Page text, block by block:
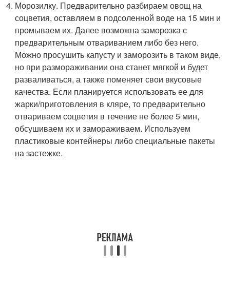
Морозилку. Предварительно разбираем овощ на
соцветия, оставляем в подсоленной воде на 15 мин и
промываем их. Далее возможна заморозка с
предварительным отвариванием либо без него.
Можно просушить капусту и заморозить в таком виде,
но при размораживании она станет мягкой и будет
разваливаться, а также поменяет свои вкусовые
качества. Если планируется использовать ее для
жарки/приготовления в кляре, то предварительно
отвариваем соцветия в течение не более 5 мин,
обсушиваем их и замораживаем. Используем
пластиковые контейнеры либо специальные пакеты
на застежке.